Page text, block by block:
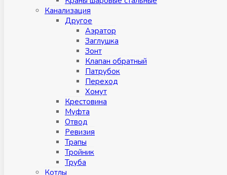
Канализация
Другое
Аэратор
Заглушкa
Зонт
Клапан обратный
Патрубок
Переход
Хомут
Крестовина
Муфтa
Отвод
Ревизия
Трапы
Тройник
Труба
Котлы